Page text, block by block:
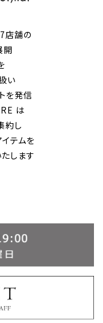
店舗の
開
い
を発信
は
約し
テムを
します